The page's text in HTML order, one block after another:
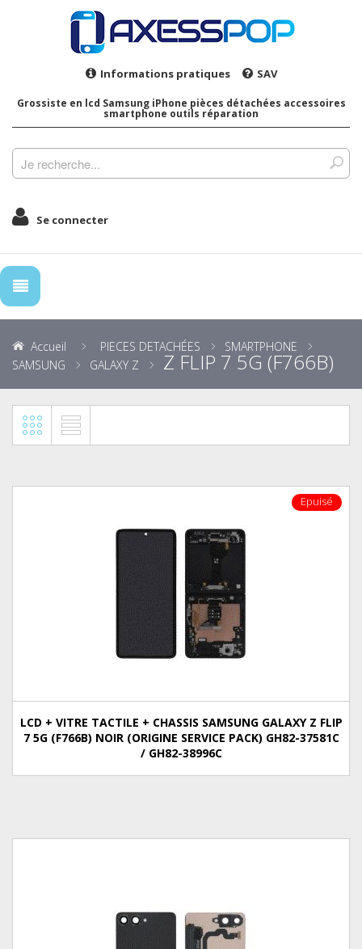
Informations pratiques SAV
Grossiste en lcd Samsung iPhone pièces détachées accessoires
smartphone outils réparation
Se connecter
Accueil PIECES DETACHÉES
SMARTPHONE
SAMSUNG
GALAXY Z Z FLIP 7 5G (F766B)
Epuisé
LCD + VITRE TACTILE + CHASSIS SAMSUNG GALAXY Z FLIP
7 5G (F766B) NOIR (ORIGINE SERVICE PACK) GH82-37581C
/ GH82-38996C